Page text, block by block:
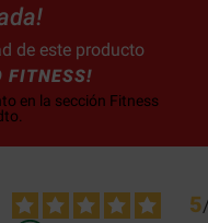
de este producto
FITNESS!
en la sección Fitness
5